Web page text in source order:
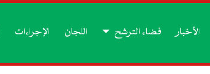
الأخبار فضاء الترشح اللجان الإجراءات